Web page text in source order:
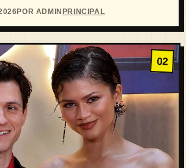
POR ADMIN PRINCIPAL
02